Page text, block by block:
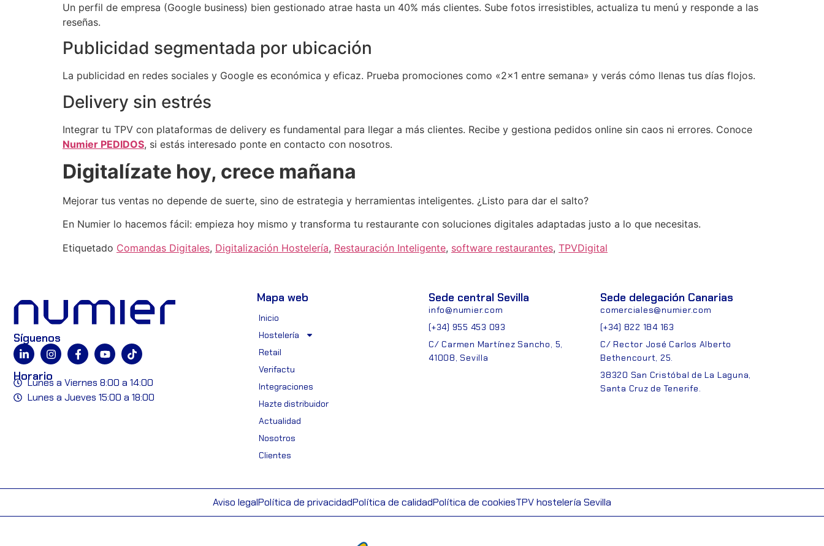
Un perfil de empresa (Google business) bien gestionado atrae hasta un 40% más clientes. Sube fotos irresistibles, actualiza tu menú y responde a las
reseñas.
Publicidad segmentada por ubicación
La publicidad en redes sociales y Google es económica y eficaz. Prueba promociones como «2×1 entre semana» y verás cómo llenas tus días flojos.
Delivery sin estrés
Integrar tu TPV con plataformas de delivery es fundamental para llegar a más clientes. Recibe y gestiona pedidos online sin caos ni errores. Conoce
Numier PEDIDOS, si estás interesado ponte en contacto con nosotros.
Digitalízate hoy, crece mañana
Mejorar tus ventas no depende de suerte, sino de estrategia y herramientas inteligentes. ¿Listo para dar el salto?
En Numier lo hacemos fácil: empieza hoy mismo y transforma tu restaurante con soluciones digitales adaptadas justo a lo que necesitas.
Etiquetado Comandas Digitales, Digitalización Hostelería, Restauración Inteligente, software restaurantes, TPVDigital
Síguenos
Horario
Lunes a Viernes 8:00 a 14:00
Lunes a Jueves 15:00 a 18:00
Mapa web
Inicio
Hostelería
Retail
Verifactu
Integraciones
Hazte distribuidor
Actualidad
Nosotros
Clientes
Sede central Sevilla
info@numier.com
(+34) 955 453 093
C/ Carmen Martínez Sancho, 5,
41008, Sevilla
Sede delegación Canarias
comerciales@numier.com
(+34) 822 184 163
C/ Rector José Carlos Alberto
Bethencourt, 25.
38320 San Cristóbal de La Laguna,
Santa Cruz de Tenerife.
Aviso legalPolítica de privacidadPolítica de calidadPolítica de cookiesTPV hostelería Sevilla